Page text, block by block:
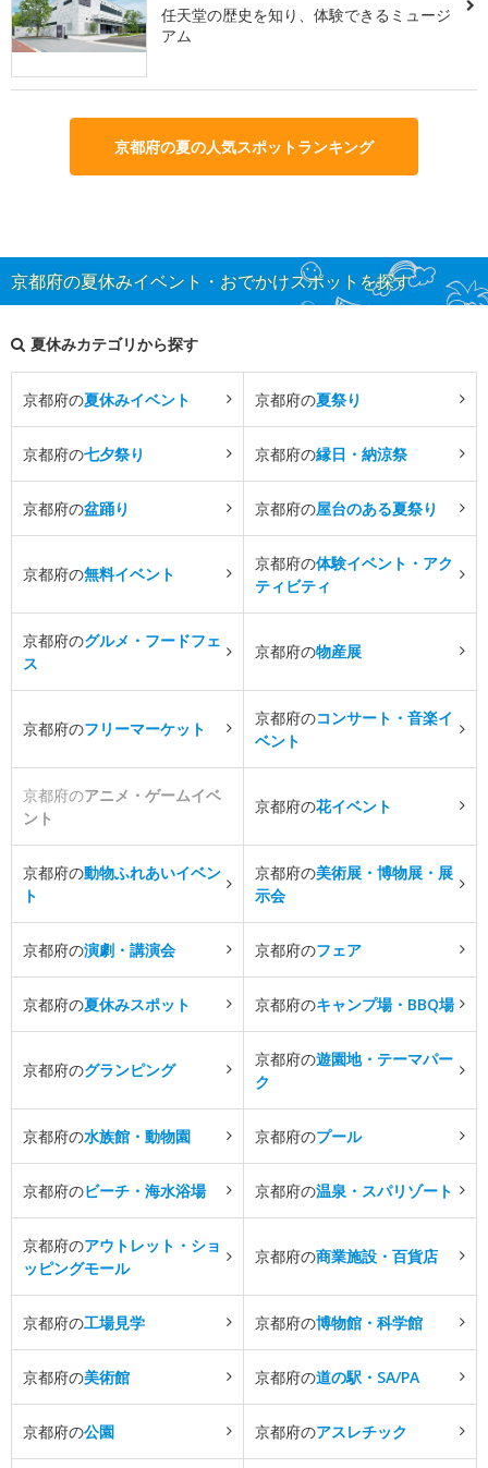
任天堂の歴史を知り、体験できるミュージ
アム
京都府の夏の人気スポットランキング
京都府の夏休みイベント・おでかけスポットを探す
夏休みカテゴリから探す
京都府の夏休みイベント 京都府の夏祭り
京都府の七夕祭り 京都府の縁日・納涼祭
京都府の盆踊り 京都府の屋台のある夏祭り
京都府の無料イベント
京都府の体験イベント・アク
ティビティ
京都府のグルメ・フードフェ
ス
京都府の物産展
京都府のフリーマーケット
京都府のコンサート・音楽イ
ベント
京都府のアニメ・ゲームイベ
ント
京都府の花イベント
京都府の動物ふれあいイベン
ト
京都府の美術展・博物展・展
示会
京都府の演劇・講演会 京都府のフェア
京都府の夏休みスポット 京都府のキャンプ場・BBQ場
京都府のグランピング
京都府の遊園地・テーマパー
ク
京都府の水族館・動物園 京都府のプール
京都府のビーチ・海水浴場 京都府の温泉・スパリゾート
京都府のアウトレット・ショ
ッピングモール
京都府の商業施設・百貨店
京都府の工場見学 京都府の博物館・科学館
京都府の美術館 京都府の道の駅・SA/PA
京都府の公園 京都府のアスレチック